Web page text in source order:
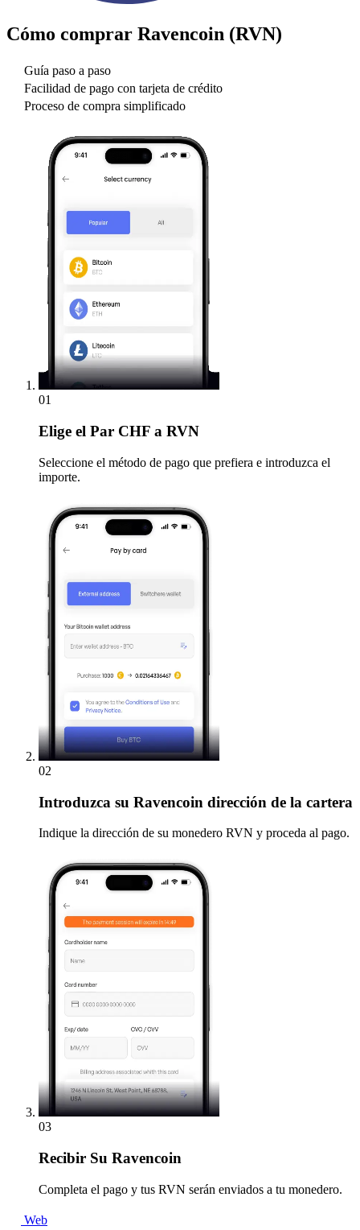
Cómo comprar Ravencoin (RVN)
Guía paso a paso
Facilidad de pago con tarjeta de crédito
Proceso de compra simplificado
01
Elige el Par CHF a RVN
Seleccione el método de pago que prefiera e introduzca el
importe.
02
Introduzca su Ravencoin dirección de la cartera
Indique la dirección de su monedero RVN y proceda al pago.
03
Recibir Su Ravencoin
Completa el pago y tus RVN serán enviados a tu monedero.
Web